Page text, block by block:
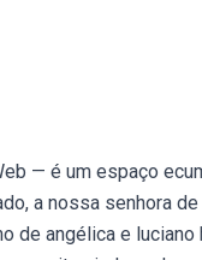
— é um espaço
a nossa senhora
de angélica e